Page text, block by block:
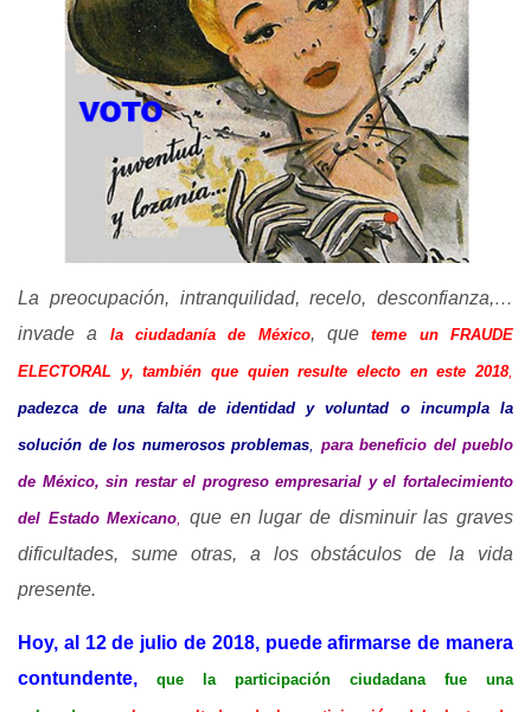
La preocupación, intranquilidad, recelo, desconfianza,…
invade a la ciudadanía de México, queteme un FRAUDE
ELECTORAL y, también que quien resulte electo en este 2018,
padezca de una falta de identidad y voluntad o incumpla la
solución de los numerosos problemas, para beneficio del pueblo
de México, sin restar el progreso empresarial y el fortalecimiento
del Estado Mexicano,que en lugar de disminuir las graves
dificultades, sume otras, a los obstáculos de la vida
presente.
Hoy, al 12 de julio de 2018, puede afirmarse de manera
contundente, que la participación ciudadana fue una